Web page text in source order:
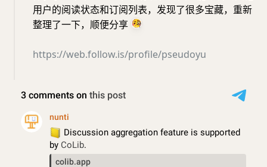
用户的阅读状态和订阅列表，发现了很多宝藏，重新
整理了一下，顺便分享
https://web.follow.is/profile/pseudoyu